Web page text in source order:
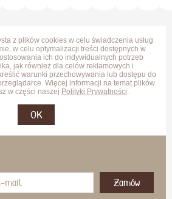
z plików cookies w celu świadczenia usług
w celu optymalizacji treści dostępnych w
ich do indywidualnych potrzeb
jak również dla celów reklamowych i
warunki przechowywania lub dostępu do
Więcej informacji na temat plików
w części naszej Polityki Prywatności.
OK
Zamów